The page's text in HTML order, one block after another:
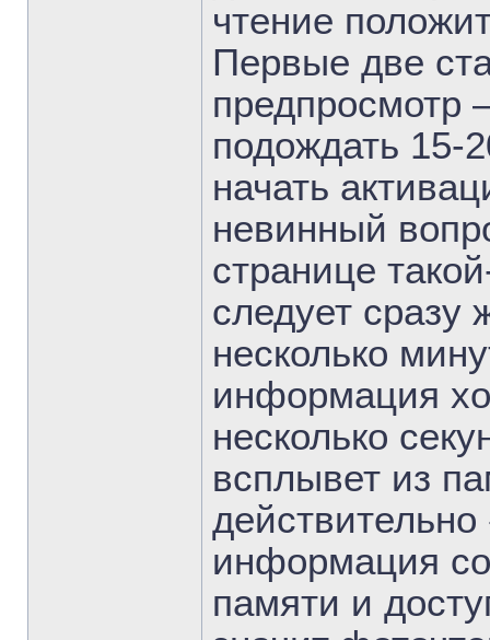
чтение
Первые две
предпросмотр
подождать 15-
начать
невинный
странице
следует сразу
несколько
информация
несколько
всплывет из
информация
памяти и